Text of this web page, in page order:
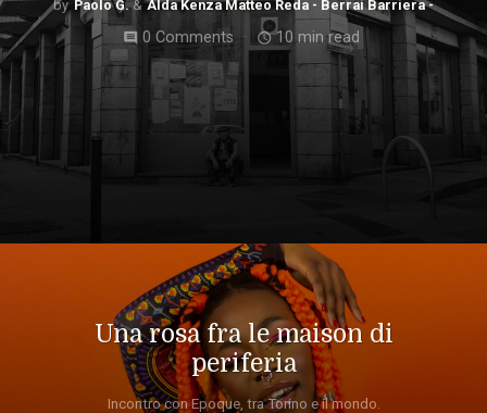
Paolo G. Alda Kenza Matteo Reda - Berrai Barriera -
comment 0 Comments access_time10 min read
Una rosa fra le maison di
periferia
Incontro con Epoque, tra Torino e il mondo.